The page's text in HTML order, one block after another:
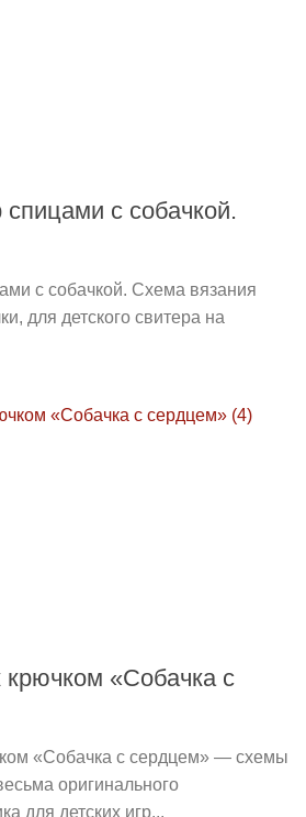
спицами с собачкой.
с собачкой. Схема вязания
для детского свитера на
крючком «Собачка с
«Собачка с сердцем» — схемы
оригинального
для детских игр...